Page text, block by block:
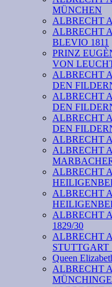
MÜNCHEN
ALBRECHT
ALBRECHT
BLEVIO 1811
PRINZ
VON
ALBRECHT
DEN
ALBRECHT
DEN
ALBRECHT
DEN
ALBRECHT
ALBRECHT
ALBRECHT
ALBRECHT
ALBRECHT
1829/30
ALBRECHT
STUTTGART
Queen
ALBRECHT